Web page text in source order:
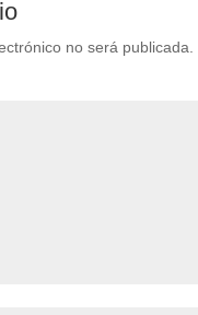
no será publicada.